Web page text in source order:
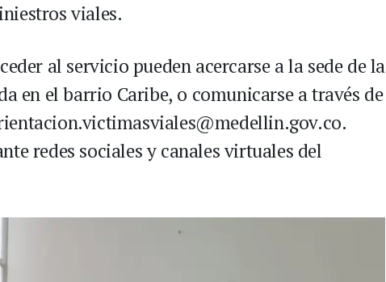
viales.
al servicio pueden acercarse a la sede de la
en el barrio Caribe, o comunicarse a través de
redes sociales y canales virtuales del